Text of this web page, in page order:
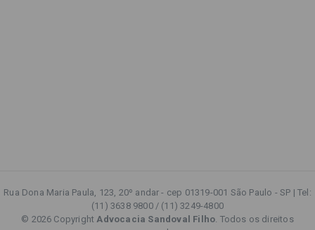
Rua Dona Maria Paula, 123, 20º andar - cep 01319-001 São Paulo - SP | Tel:
(11) 3638 9800 / (11) 3249-4800
© 2026 CopyrightAdvocacia Sandoval Filho. Todos os direitos